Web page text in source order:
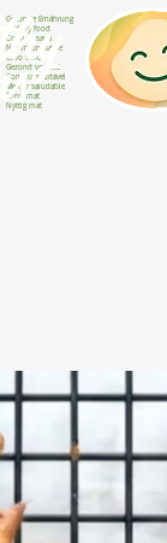
Gesunde Ernährung
Healthy food
Comida sana
Nourriture saine
Cibo sano
Gezond voedsel
Comida saudável
Menjar saludable
Sunn mat
Nyttig mat